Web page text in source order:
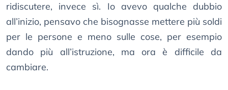
ridiscutere, invece sì. Io avevo qualche dubbio
all’inizio, pensavo che bisognasse mettere più soldi
per le persone e meno sulle cose, per esempio
dando più all’istruzione, ma ora è difficile da
cambiare.